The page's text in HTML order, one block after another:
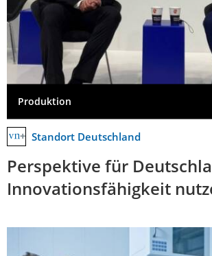
Produktion
Standort Deutschland
Perspektive für
Innovationsfähigkeit